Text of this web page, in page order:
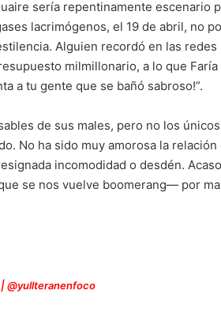
sería repentinamente escenario
lacrimógenos, el 19 de abril, no
Alguien recordó en las redes
milmillonario, a lo que
a tu gente que se bañó sabroso!”.
de sus males, pero no los
No ha sido muy amorosa la relación
incomodidad o desdén.
se nos vuelve boomerang— por
@yullteranenfoco